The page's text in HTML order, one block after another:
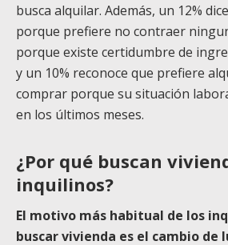
busca alquilar. Además, un 12%
porque prefiere no contraer
porque existe certidumbre de
y un 10% reconoce que prefiere
comprar porque su situación
en los últimos meses.
¿Por qué buscan
inquilinos?
El motivo más habitual de los
buscar vivienda es el cambio de